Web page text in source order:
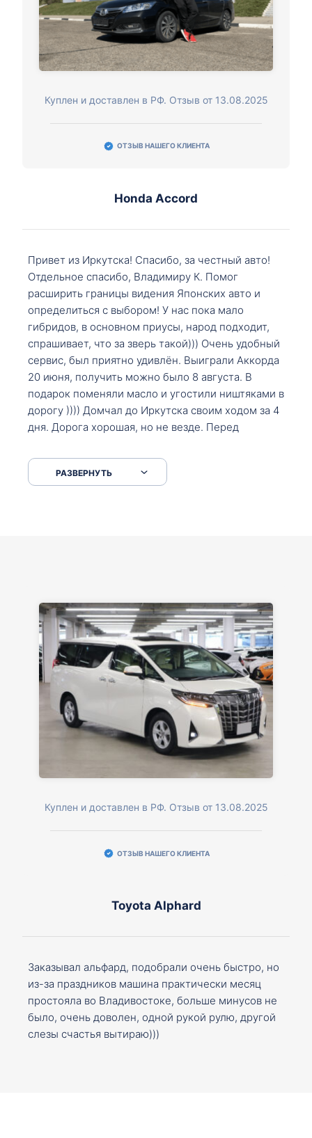
Куплен и доставлен в РФ. Отзыв от 13.08.2025
ОТЗЫВ НАШЕГО КЛИЕНТА
Honda Accord
Привет из Иркутска! Спасибо, за честный авто!
Отдельное спасибо, Владимиру К. Помог
расширить границы видения Японских авто и
определиться с выбором! У нас пока мало
гибридов, в основном приусы, народ подходит,
спрашивает, что за зверь такой))) Очень удобный
сервис, был приятно удивлён. Выиграли Аккорда
20 июня, получить можно было 8 августа. В
подарок поменяли масло и угостили ништяками в
дорогу )))) Домчал до Иркутска своим ходом за 4
дня. Дорога хорошая, но не везде. Перед
серпантинах по пути следования.
РАЗВЕРНУТЬ
Куплен и доставлен в РФ. Отзыв от 13.08.2025
ОТЗЫВ НАШЕГО КЛИЕНТА
Toyota Alphard
Заказывал альфард, подобрали очень быстро, но
из-за праздников машина практически месяц
простояла во Владивостоке, больше минусов не
было, очень доволен, одной рукой рулю, другой
слезы счастья вытираю)))